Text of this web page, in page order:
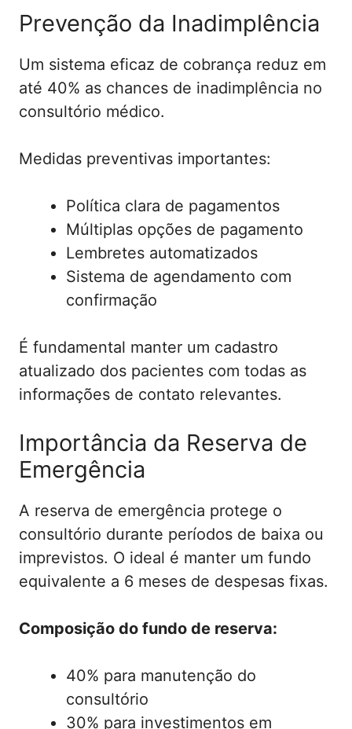
Prevenção da Inadimplência
Um sistema eficaz de cobrança reduz em
até 40% as chances de inadimplência no
consultório médico.
Medidas preventivas importantes:
Política clara de pagamentos
Múltiplas opções de pagamento
Lembretes automatizados
Sistema de agendamento com
confirmação
É fundamental manter um cadastro
atualizado dos pacientes com todas as
informações de contato relevantes.
Importância da Reserva de
Emergência
A reserva de emergência protege o
consultório durante períodos de baixa ou
imprevistos. O ideal é manter um fundo
equivalente a 6 meses de despesas fixas.
Composição do fundo de reserva:
40% para manutenção do
consultório
30% para investimentos em